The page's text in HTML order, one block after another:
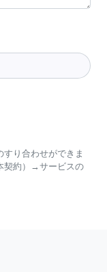
り合わせができま
契約）→サービスの